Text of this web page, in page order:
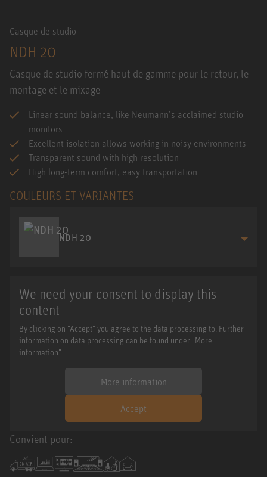
Casque de studio
NDH 20
Casque de studio fermé haut de gamme pour le retour, le
montage et le mixage
Linear sound balance, like Neumann’s acclaimed studio
monitors
Excellent isolation allows working in noisy environments
Transparent sound with high resolution
High long-term comfort, easy transportation
COULEURS ET VARIANTES
NDH 20
We need your consent to display this
content
By clicking on "Accept" you agree to the data processing to. Further
information on data processing can be found under "More
information".
More information
Accept
Convient pour: